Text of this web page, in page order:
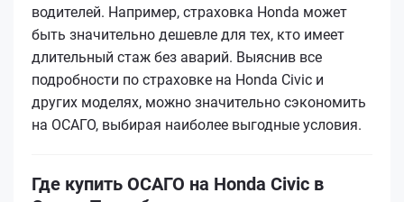
водителей. Например, страховка Honda может
быть значительно дешевле для тех, кто имеет
длительный стаж без аварий. Выяснив все
подробности по страховке на Honda Civic и
других моделях, можно значительно сэкономить
на ОСАГО, выбирая наиболее выгодные условия.
Где купить ОСАГО на Honda Civic в